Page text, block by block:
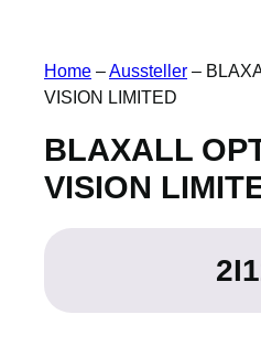
Home –Aussteller –
VISION LIMITED
BLAXALL
VISION